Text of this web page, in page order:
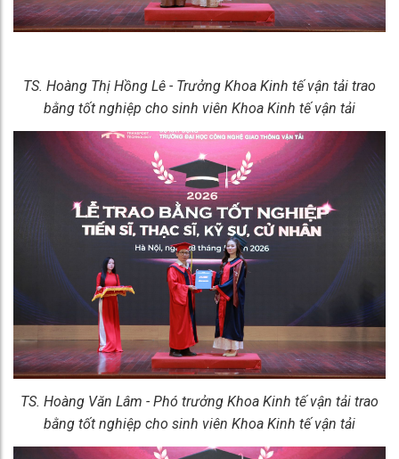
TS. Hoàng Thị Hồng Lê - Trưởng Khoa Kinh tế vận tải trao
bằng tốt nghiệp cho sinh viên Khoa Kinh tế vận tải
TS. Hoàng Văn Lâm - Phó trưởng Khoa Kinh tế vận tải trao
bằng tốt nghiệp cho sinh viên Khoa Kinh tế vận tải